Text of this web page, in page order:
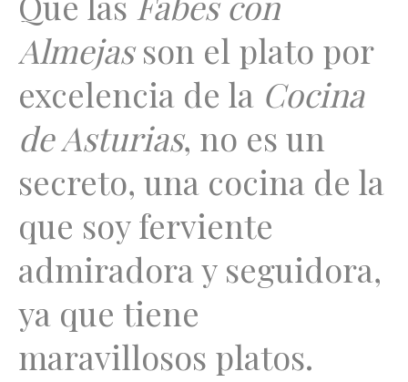
Almejasson el plato por
excelencia de la Cocina
de Asturias, no es un
secreto, una cocina de la
que soy ferviente
admiradora y seguidora,
ya que tiene
maravillosos platos.